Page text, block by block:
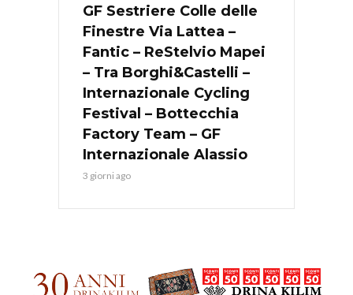
GF Sestriere Colle delle
Finestre Via Lattea –
Fantic – ReStelvio Mapei
– Tra Borghi&Castelli –
Internazionale Cycling
Festival – Bottecchia
Factory Team – GF
Internazionale Alassio
3 giorni ago